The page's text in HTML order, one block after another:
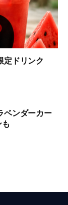
定ドリンク
ベンダーカー